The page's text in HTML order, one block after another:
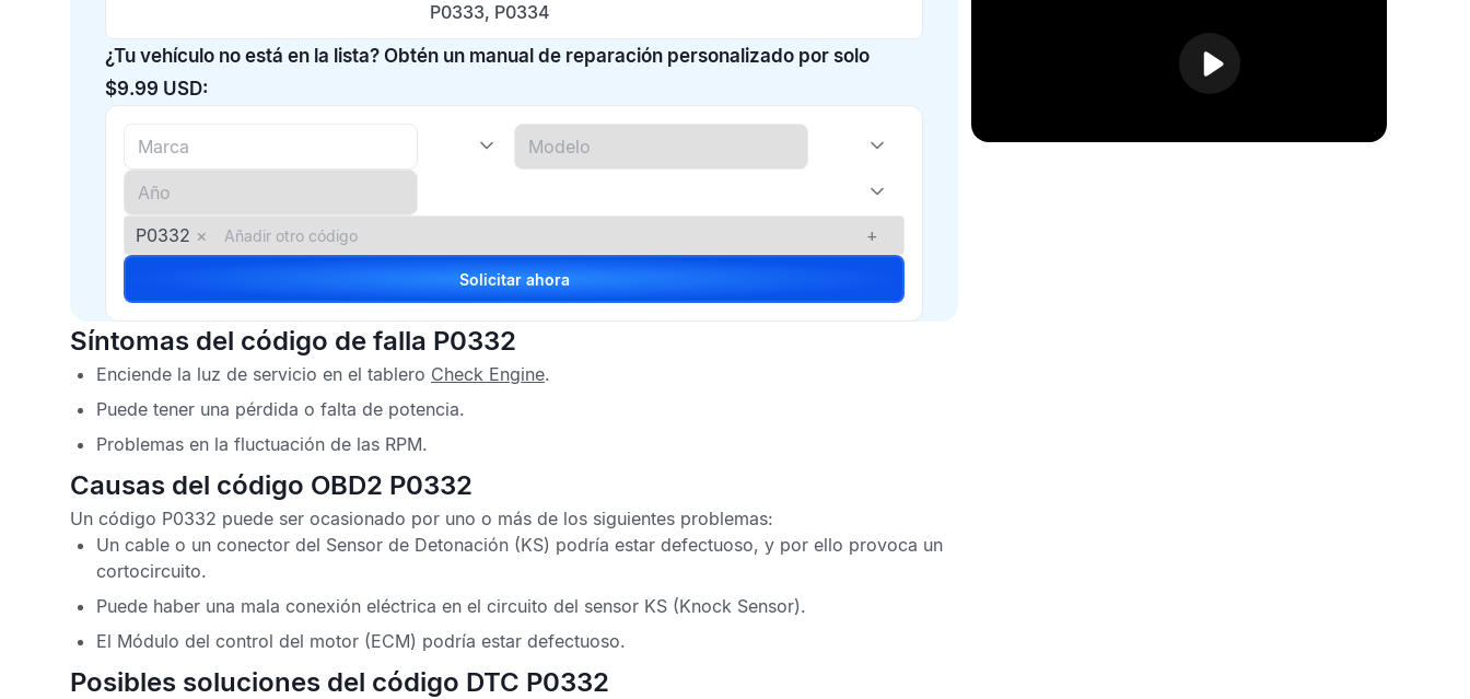
P0333, P0334
¿Tu vehículo no está en la lista? Obtén un manual de reparación personalizado por solo
$9.99 USD:
P0332 × +
Solicitar ahora
Síntomas del código de falla P0332
Enciende la luz de servicio en el tablero Check Engine.
Puede tener una pérdida o falta de potencia.
Problemas en la fluctuación de las RPM.
Causas del código OBD2 P0332
Un código P0332 puede ser ocasionado por uno o más de los siguientes problemas:
Un cable o un conector del Sensor de Detonación (KS) podría estar defectuoso, y por ello provoca un
cortocircuito.
Puede haber una mala conexión eléctrica en el circuito del sensor KS (Knock Sensor).
El Módulo del control del motor (ECM) podría estar defectuoso.
Posibles soluciones del código DTC P0332